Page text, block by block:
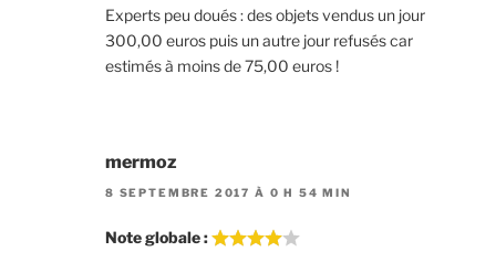
Experts peu doués : des objets vendus un jour
300,00 euros puis un autre jour refusés car
estimés à moins de 75,00 euros !
mermoz
8 SEPTEMBRE 2017 À 0 H 54 MIN
Note globale :